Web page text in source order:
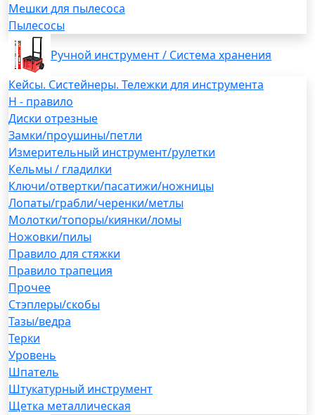
Мешки для пылесоса
Пылесосы
Ручной инструмент / Система хранения
Кейсы. Систейнеры. Тележки для инструмента
H - правило
Диски отрезные
Замки/проушины/петли
Измерительный инструмент/рулетки
Кельмы / гладилки
Ключи/отвертки/пасатижи/ножницы
Лопаты/грабли/черенки/метлы
Молотки/топоры/киянки/ломы
Ножовки/пилы
Правило для стяжки
Правило трапеция
Прочее
Стэплеры/скобы
Тазы/ведра
Терки
Уровень
Шпатель
Штукатурный инструмент
Щетка металлическая